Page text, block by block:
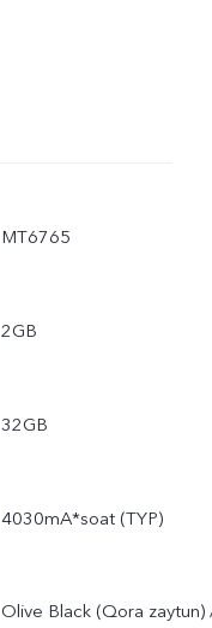
MT6765
2GB
32GB
4030mA*soat (TYP)
Olive Black (Qora zaytun)